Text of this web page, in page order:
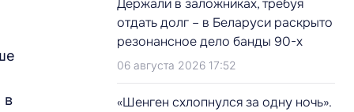
в
Держали в заложниках, требуя
отдать долг – в Беларуси раскрыто
резонансное дело банды 90-х
06 августа 2026 17:52
«Шенген схлопнулся за одну ночь».